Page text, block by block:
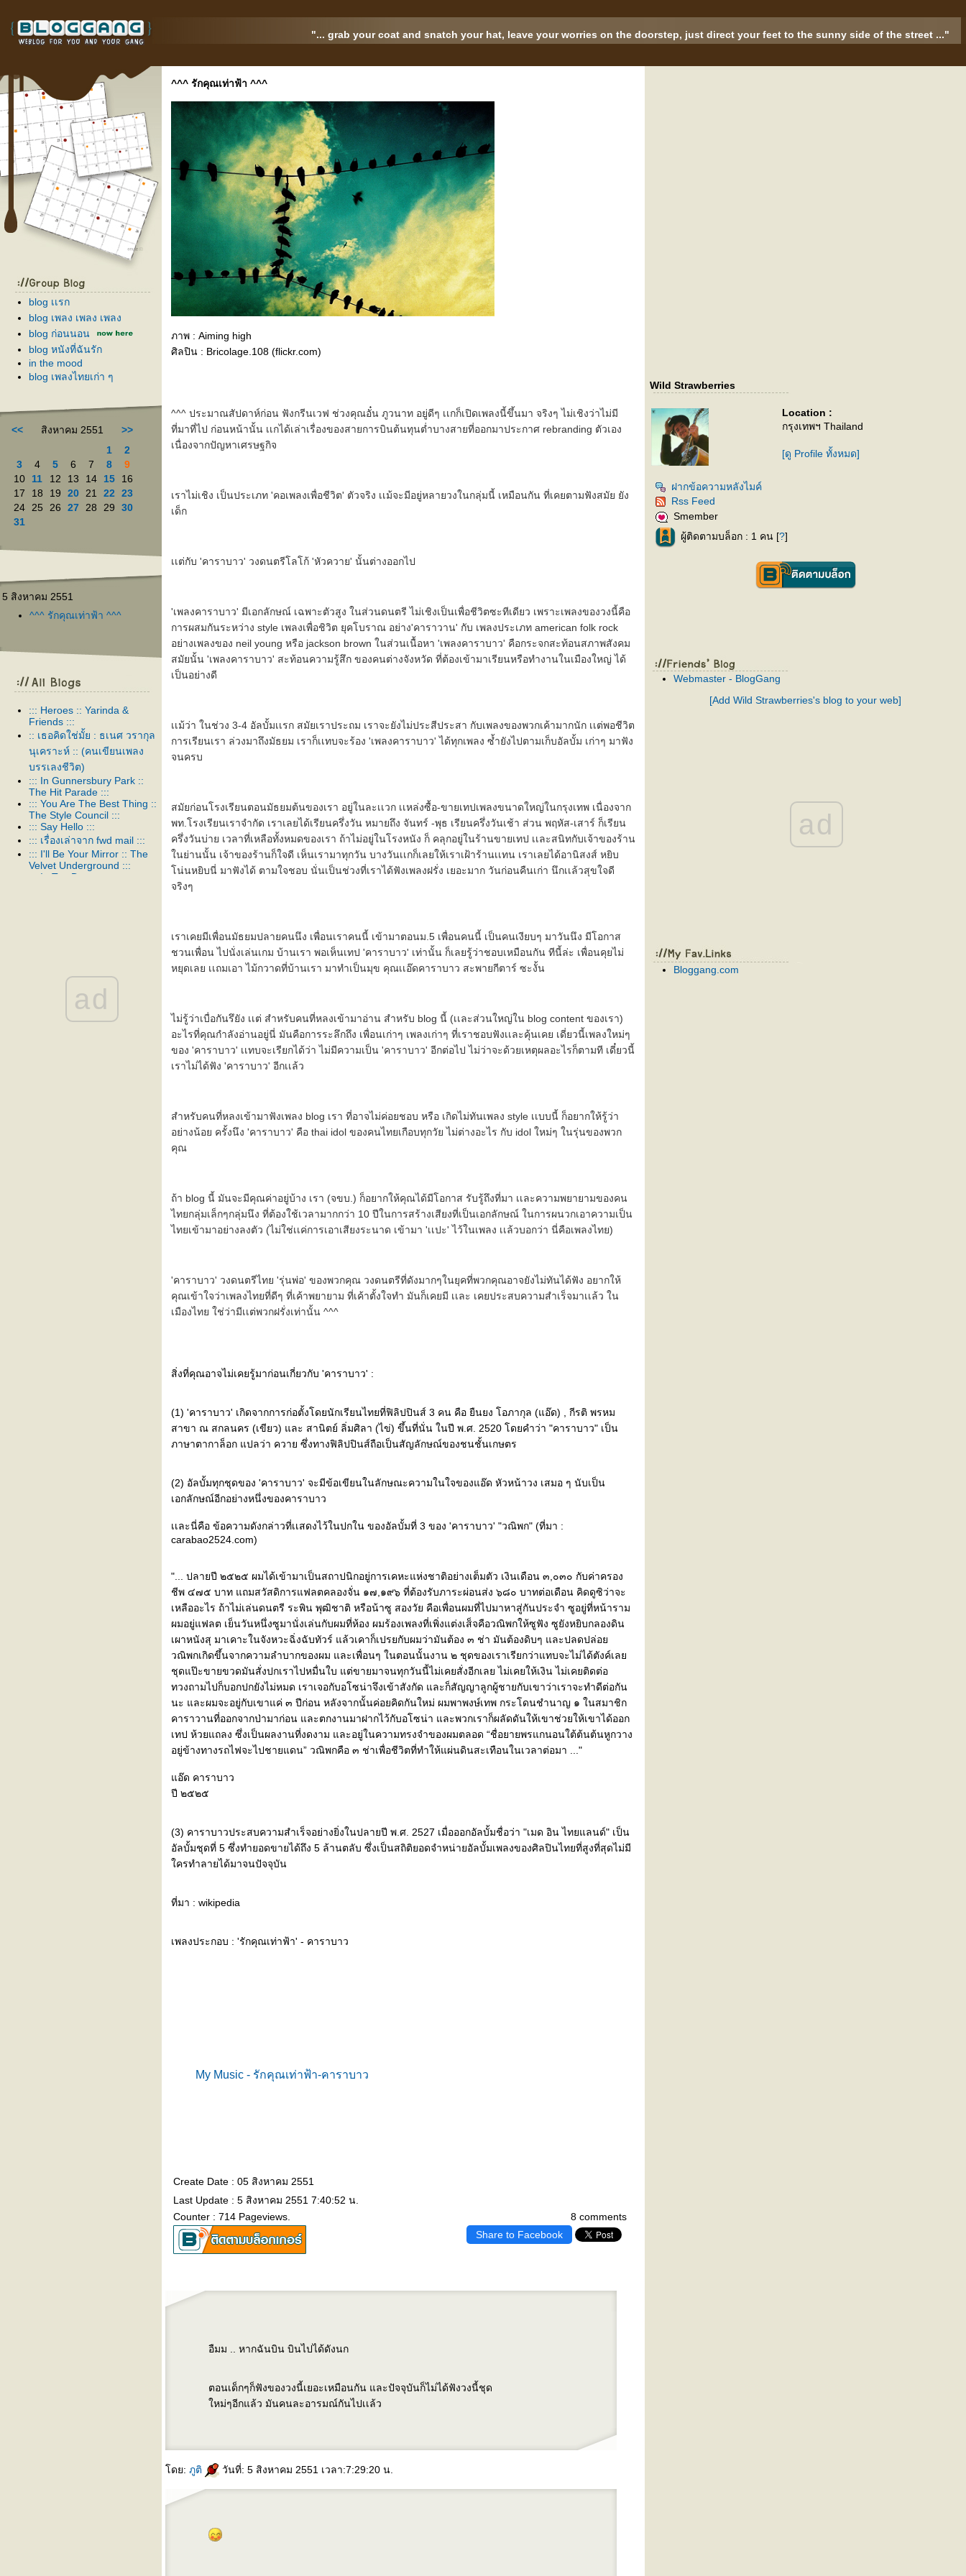
"... grab your coat and snatch your hat, leave your worries on the doorstep, just direct your feet to the sunny side of the street ..."
blog เเรก
blog เพลง เพลง เพลง
blog ก่อนนอน
blog หนังที่ฉันรัก
in the mood
blog เพลงไทยเก่า ๆ
<< สิงหาคม 2551
>>
1
2
3
4 5 6 7 8
9
10
11 12 13 14 15
16
17
18 19 20 21 22
23
24
25 26 27 28 29
30
31
5 สิงหาคม 2551
^^^ รักคุณเท่าฟ้า ^^^
::: Heroes :: Yarinda &
Friends :::
:: เธอคิดใช่มั้ย : ธเนศ วรากุล
นุเคราะห์ :: (คนเขียนเพลง
บรรเลงชีวิต)
::: In Gunnersbury Park ::
The Hit Parade :::
::: You Are The Best Thing ::
The Style Council :::
::: Say Hello :::
::: เรื่องเล่าจาก fwd mail :::
::: I'll Be Your Mirror :: The
Velvet Underground :::
::: In Too Deep :::
::: งามเเต๊เเม่ปิง :::
::: need a ride ? :::
::: จริยธรรม (ethics) :::
ad
^^^ รักคุณเท่าฟ้า ^^^
ภาพ : Aiming high
ศิลปิน : Bricolage.108 (flickr.com)
^^^ ประมาณสัปดาห์ก่อน ฟังกรีนเวฟ ช่วงคุณอั๋น ภูวนาท อยู่ดีๆ เเกก็เปิดเพลงนี้ขึ้นมา จริงๆ ไม่เชิงว่าไม่มี
ที่มาที่ไป ก่อนหน้านั้น เเกได้เล่าเรื่องของสายการบินต้นทุนต่ำบางสายที่ออกมาประกาศ rebranding ตัวเอง
เนื่องจากปัญหาเศรษฐกิจ
เราไม่เชิง เป็นประเภท 'คอเพลงเพื่อชีวิต' ตัวจริง เเม้จะมีอยู่หลายวงในกลุ่มนี้ เหมือนกัน ที่เคยตามฟังสมัย ยัง
เด็ก
เเต่กับ 'คาราบาว' วงดนตรีโลโก้ 'หัวควาย' นั้นต่างออกไป
'เพลงคาราบาว' มีเอกลักษณ์ เฉพาะตัวสูง ในส่วนดนตรี ไม่เชิงเป็นเพื่อชีวิตซะทีเดียว เพราะเพลงของวงนี้คือ
การผสมกันระหว่าง style เพลงเพื่อชิวิต ยุคโบราณ อย่าง'คาราวาน' กับ เพลงประเภท american folk rock
อย่างเพลงของ neil young หรือ jackson brown ในส่วนเนื้อหา 'เพลงคาราบาว' คือกระจกสะท้อนสภาพสังคม
สมัยนั้น 'เพลงคาราบาว' สะท้อนความรู้สึก ของคนต่างจังหวัด ที่ต้องเข้ามาเรียนหรือทำงานในเมืองใหญ่ ได้
เป็นอย่างดี
เเม้ว่า ในช่วง 3-4 อัลบั้มเเรก สมัยเราประถม เราจะยังไม่ประสีประสา กับเพลงของพวกเค้ามากนัก เเต่พอชีวิต
การเรียนเรา ล่วงมาถึงมัธยม เราก็เเทบจะร้อง 'เพลงคาราบาว' ได้ทุกเพลง ซ้ำยังไปตามเก็บอัลบั้ม เก่าๆ มาฟัง
จนครบ
สมัยก่อนโรงเรียนตอนมัธยมต้นของเรา อยู่ในละเเวก เเหล่งซื้อ-ขายเทปเพลงขนาดใหญ่ในกรุงเทพ เนื่องจาก
พท.โรงเรียนเราจำกัด เราเลยได้เรียนครึ่งวัน หมายถึง จันทร์ -พุธ เรียนครึ่งวันเช้า ส่วน พฤหัส-เสาร์ ก็เรียน
ครึ่งวันบ่าย เวลาที่เหลือทั้งหมดของเรา ถ้าไม่อยู่ในโรงหนัง ก็ คลุกอยู่ในร้านขายเทป เเละสนิทกับเจ้าของร้าน
นย่านนั้น เจ้าของร้านก็ใจดี เห็นเรามาทุกวัน บางวันเเกก็เลยให้เราเฝ้าร้านเเทน เราเลยได้อานิสงส์ หยิบ
น่นหยิบนี่ มาฟังได้ ตามใจชอบ นั่นเป็นช่วงที่เราได้ฟังเพลงฝรั่ง เยอะมาก วันก่อนคืนเก่า นึกเเล้วสุขใจดี
จริงๆ
เราเคยมีเพื่อนมัธยมปลายคนนึง เพื่อนเราคนนี้ เข้ามาตอนม.5 เพื่อนคนนี้ เป็นคนเงียบๆ มาวันนึง มีโอกาส
ชวนเพื่อน ไปนั่งเล่นเกม บ้านเรา พอเห็นเทป 'คาราบาว' เท่านั้น ก็เลยรู้ว่าชอบเหมือนกัน ทีนี้ล่ะ เพื่อนคุยไม่
หยุดเลย เเถมเอา ไม้กวาดที่บ้านเรา มาทำเป็นมุข คุณเเอ๊ดคาราบาว สะพายกีตาร์ ซะงั้น
ไม่รู้ว่าเบื่อกันรึยัง เเต่ สำหรับคนที่หลงเข้ามาอ่าน สำหรับ blog นี้ (เเละส่วนใหญ่ใน blog content ของเรา)
อะไรที่คุณกำลังอ่านอยู่นี่ มันคือการระลึกถึง เพื่อนเก่าๆ เพลงเก่าๆ ที่เราชอบฟังเเละคุ้นเคย เดี่ยวนี้เพลงใหม่ๆ
ของ 'คาราบาว' เเทบจะเรียกได้ว่า ไม่มีความเป็น 'คาราบาว' อีกต่อไป ไม่ว่าจะด้วยเหตุผลอะไรก็ตามที เดี๋ยวนี้
เราไม่ได้ฟัง 'คาราบาว' อีกเเล้ว
สำหรับคนที่หลงเข้ามาฟังเพลง blog เรา ที่อาจไม่ค่อยชอบ หรือ เกิดไม่ทันเพลง style เเบบนี้ ก็อยากให้รู้ว่า
อย่างน้อย ครั้งนึง 'คาราบาว' คือ thai idol ของคนไทยเกือบทุกวัย ไม่ต่างอะไร กับ idol ใหม่ๆ ในรุ่นของพวก
คุณ
ถ้า blog นี้ มันจะมีคุณค่าอยู่บ้าง เรา (จขบ.) ก็อยากให้คุณได้มีโอกาส รับรู้ถึงที่มา เเละความพยายามของคน
ไทยกลุ่มเล็กๆกลุ่มนึง ที่ต้องใช้เวลามากกว่า 10 ปีในการสร้างเสียงที่เป็นเอกลักษณ์ ในการผนวกเอาความเป็น
ไทยเข้ามาอย่างลงตัว (ไม่ใช่เเค่การเอาเสียงระนาด เข้ามา 'เเปะ' ไว้ในเพลง เเล้วบอกว่า นี่คือเพลงไทย)
'คาราบาว' วงดนตรีไทย 'รุ่นพ่อ' ของพวกคุณ วงดนตรีที่ดังมากๆในยุคที่พวกคุณอาจยังไม่ทันได้ฟัง อยากให้
คุณเข้าใจว่าเพลงไทยที่ดีๆ ที่เค้าพยายาม ที่เค้าตั้งใจทำ มันก็เคยมี เเละ เคยประสบความสำเร็จมาเเล้ว ใน
เมืองไทย ใช่ว่ามีเเต่พวกฝรั่งเท่านั้น ^^^
สิ่งที่คุณอาจไม่เคยรู้มาก่อนเกี่ยวกับ 'คาราบาว' :
(1) 'คาราบาว' เกิดจากการก่อตั้งโดยนักเรียนไทยที่ฟิลิปปินส์ 3 คน คือ ยืนยง โอภากุล (แอ๊ด) , กีรติ พรหม
สาขา ณ สกลนคร (เขียว) และ สานิตย์ ลิ่มศิลา (ไข่) ขึ้นที่นั่น ในปี พ.ศ. 2520 โดยคำว่า "คาราบาว" เป็น
ภาษาตากาล็อก แปลว่า ควาย ซึ่งทางฟิลิปปินส์ถือเป็นสัญลักษณ์ของชนชั้นเกษตร
(2) อัลบั้มทุกชุดของ 'คาราบาว' จะมีข้อเขียนในลักษณะความในใจของแอ๊ด หัวหน้าวง เสมอ ๆ นับเป็น
เอกลักษณ์อีกอย่างหนึ่งของคาราบาว
เเละนี่คือ ข้อความดังกล่าวที่เเสดงไว้ในปกใน ของอัลบั้มที่ 3 ของ 'คาราบาว' "วณิพก" (ที่มา :
carabao2524.com)
"... ปลายปี ๒๕๒๕ ผมได้เข้ามาเป็นสถาปนิกอยู่การเคหะแห่งชาติอย่างเต็มตัว เงินเดือน ๓,๐๓๐ กับค่าครอง
ชีพ ๔๗๕ บาท แถมสวัสดิการแฟลตคลองจั่น ๑๗,๑๙๖ ที่ต้องรับภาระผ่อนส่ง ๖๘๐ บาทต่อเดือน คิดดูซิว่าจะ
เหลืออะไร ถ้าไม่เล่นดนตรี ระพิน พุฒิชาติ หรือน้าซู สองวัย คือเพื่อนผมที่ไปมาหาสู่กันประจำ ซูอยู่ที่หน้าราม
ผมอยู่แฟลต เย็นวันหนึ่งซูมานั่งเล่นกับผมที่ห้อง ผมร้องเพลงที่เพิ่งแต่งเส็จคือวณิพกให้ซูฟัง ซูยังหยิบกลองดิน
เผาหนังสุ มาเคาะในจังหวะฉิ่งฉับทัวร์ แล้วเคาก็เปรยกับผมว่ามันต้อง ๓ ช่า มันต้องดิบๆ และปลดปล่อ
วณิพกเกิดขึ้นจากความลำบากของผม และเพื่อนๆ ในตอนนั้นงาน ๒ ชุดของเราเรียกว่าแทบจะไม่ได้ตังค์เล
ชุดแป๊ะขายขวดมันสั่งปกเราไปหมื่นใบ แต่ขายมาจนทุกวันนี้ไม่เคยสั่งอีกเลย ไม่เคยให้เงิน ไม่เคยติดต่อ
ทวงถามไปก็บอกปกยังไม่หมด เราเจอกับอโซน่าจึงเข้าสังกัด และก็สัญญาลูกผู้ชายกับเขาว่าเราจะทำดีต่อกัน
นะ และผมจะอยู่กับเขาแค่ ๓ ปีก่อน หลังจากนั้นค่อยคิดกันใหม่ ผมพาพงษ์เทพ กระโดนชำนาญ ๑ ในสมาชิก
คาราวานที่ออกจากป่ามาก่อน และตกงานมาฝากไว้กับอโซน่า และพวกเราก็ผลัดดันให้เขาช่วยให้เขาได้ออก
เทป ห้วยแถลง ซึ่งเป็นผลงานที่งดงาม และอยู่ในความทรงจำของผมตลอด “ชื่อยายพรแกนอนใต้ต้นต้นหูกวาง
อยู่ข้างทางรถไฟจะไปชายแดน” วณิพกคือ ๓ ช่าเพื่อชีวิตที่ทำให้แผ่นดินสะเทือนในเวลาต่อมา ..."
อ๊ด คาราบาว
ปี ๒๕๒๕
(3) คาราบาวประสบความสำเร็จอย่างยิ่งในปลายปี พ.ศ. 2527 เมื่อออกอัลบั้มชื่อว่า "เมด อิน ไทยแลนด์" เป็น
อัลบั้มชุดที่ 5 ซึ่งทำยอดขายได้ถึง 5 ล้านตลับ ซึ่งเป็นสถิติยอดจำหน่ายอัลบั้มเพลงของศิลปินไทยที่สูงที่สุดไม่มี
ครทำลายได้มาจนปัจจุบัน
ที่มา : wikipedia
เพลงประกอบ : 'รักคุณเท่าฟ้า' - คาราบาว
My Music - รักคุณเท่าฟ้า-คาราบาว
Create Date : 05 สิงหาคม 2551
8 comments
Last Update : 5 สิงหาคม 2551 7:40:52 น.
Counter : 714 Pageviews.
Share to Facebook
อืมม .. หากฉันบิน บินไปได้ดังนก
ตอนเด็กๆก็ฟังของวงนี้เยอะเหมือนกัน และปัจจุบันก็ไม่ได้ฟังวงนี้ชุด
หม่ๆอีกแล้ว มันคนละอารมณ์กันไปเเล้ว
ดย: ภูติ วันที่: 5 สิงหาคม 2551 เวลา:7:29:20 น.
Wild Strawberries
Location :
กรุงเทพฯ Thailand
[ดู Profile ทั้งหมด]
ฝากข้อความหลังไมค์
Rss Feed
Smember
ผู้ติดตามบล็อก : 1 คน [?]
Webmaster - BlogGang
[Add Wild Strawberries's blog to your web]
ad
Bloggang.com